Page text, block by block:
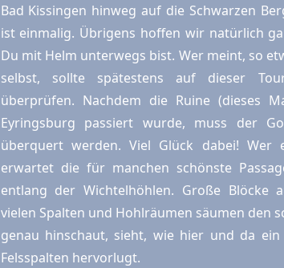
Bad Kissingen hinweg auf die Schwarzen
ist einmalig. Übrigens hoffen wir natürlich
Du mit Helm unterwegs bist. Wer meint, so
selbst, sollte spätestens auf dieser
überprüfen. Nachdem die Ruine (dieses
Eyringsburg passiert wurde, muss der
überquert werden. Viel Glück dabei! Wer
erwartet die für manchen schönste
entlang der Wichtelhöhlen. Große Blöcke
vielen Spalten und Hohlräumen säumen den
genau hinschaut, sieht, wie hier und da ein
Felsspalten hervorlugt.